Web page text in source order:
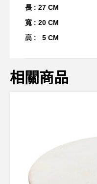
長 : 27 CM
寬 : 20 CM
高 : 5 CM
相關商品